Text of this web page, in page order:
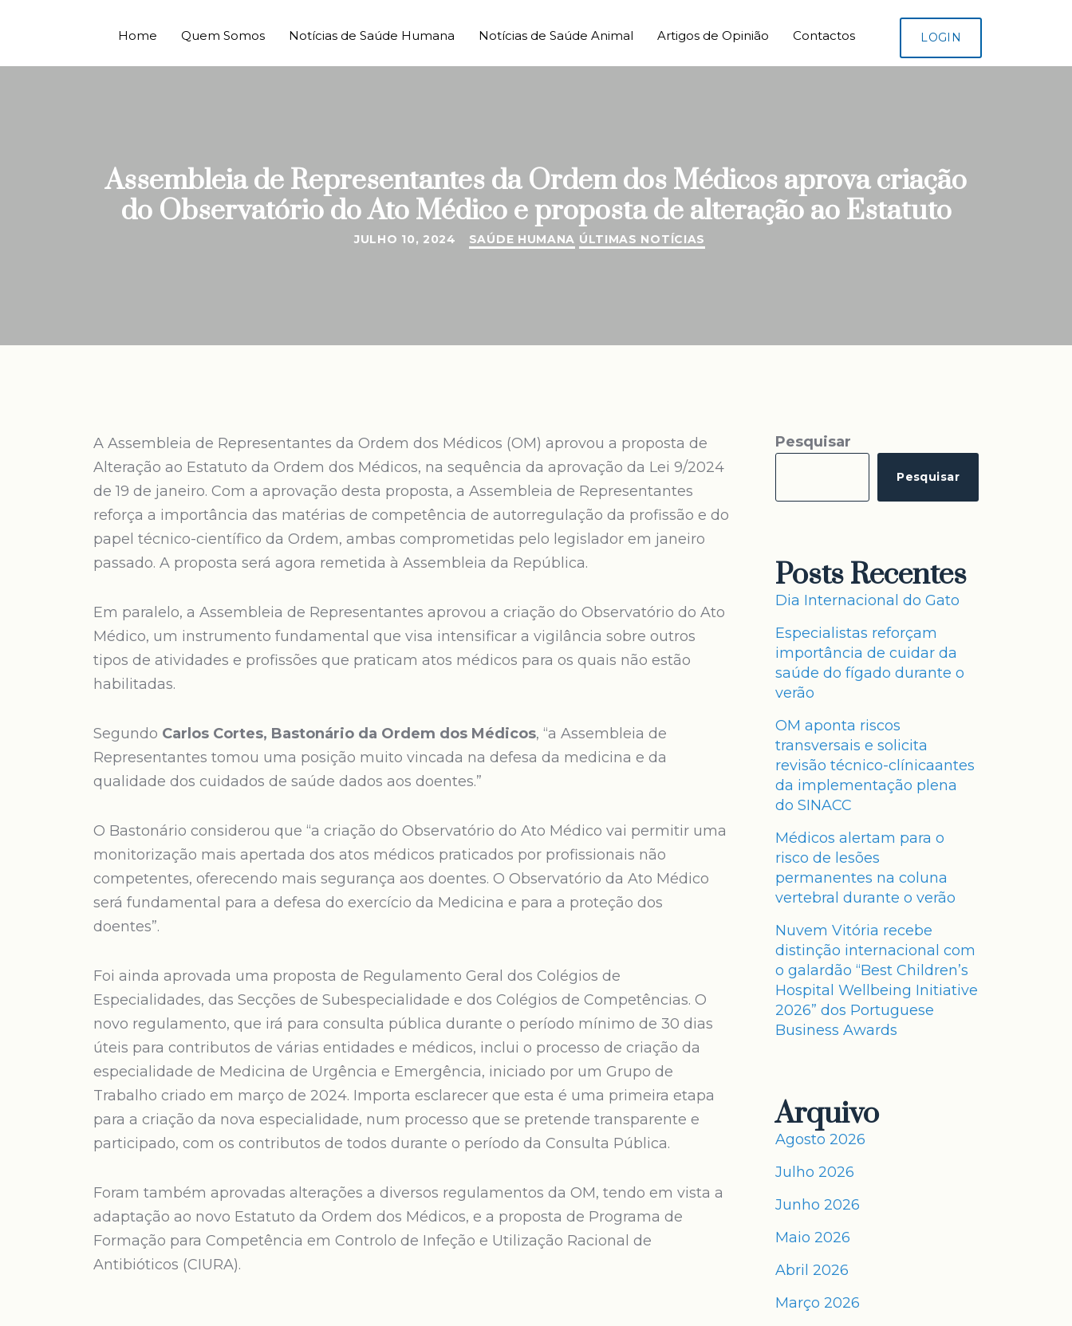
Home Quem Somos Notícias de Saúde Humana Notícias de Saúde Animal Artigos de Opinião Contactos LOGIN
Assembleia de Representantes da Ordem dos Médicos aprova criação
do Observatório do Ato Médico e proposta de alteração ao Estatuto
JULHO 10, 2024 SAÚDE HUMANA ÚLTIMAS NOTÍCIAS
A Assembleia de Representantes da Ordem dos Médicos (OM) aprovou a proposta de
Alteração ao Estatuto da Ordem dos Médicos, na sequência da aprovação da Lei 9/2024
de 19 de janeiro. Com a aprovação desta proposta, a Assembleia de Representantes
reforça a importância das matérias de competência de autorregulação da profissão e do
papel técnico-científico da Ordem, ambas comprometidas pelo legislador em janeiro
passado. A proposta será agora remetida à Assembleia da República.
Em paralelo, a Assembleia de Representantes aprovou a criação do Observatório do Ato
Médico, um instrumento fundamental que visa intensificar a vigilância sobre outros
tipos de atividades e profissões que praticam atos médicos para os quais não estão
habilitadas.
Segundo Carlos Cortes, Bastonário da Ordem dos Médicos, “a Assembleia de
Representantes tomou uma posição muito vincada na defesa da medicina e da
qualidade dos cuidados de saúde dados aos doentes.”
O Bastonário considerou que “a criação do Observatório do Ato Médico vai permitir uma
monitorização mais apertada dos atos médicos praticados por profissionais não
competentes, oferecendo mais segurança aos doentes. O Observatório da Ato Médico
será fundamental para a defesa do exercício da Medicina e para a proteção dos
doentes”.
Foi ainda aprovada uma proposta de Regulamento Geral dos Colégios de
Especialidades, das Secções de Subespecialidade e dos Colégios de Competências. O
novo regulamento, que irá para consulta pública durante o período mínimo de 30 dias
úteis para contributos de várias entidades e médicos, inclui o processo de criação da
especialidade de Medicina de Urgência e Emergência, iniciado por um Grupo de
Trabalho criado em março de 2024. Importa esclarecer que esta é uma primeira etapa
para a criação da nova especialidade, num processo que se pretende transparente e
participado, com os contributos de todos durante o período da Consulta Pública.
Foram também aprovadas alterações a diversos regulamentos da OM, tendo em vista a
adaptação ao novo Estatuto da Ordem dos Médicos, e a proposta de Programa de
Formação para Competência em Controlo de Infeção e Utilização Racional de
Antibióticos (CIURA).
Pesquisar
Pesquisar
Posts Recentes
Dia Internacional do Gato
Especialistas reforçam
importância de cuidar da
saúde do fígado durante o
verão
OM aponta riscos
transversais e solicita
revisão técnico-clínicaantes
da implementação plena
do SINACC
Médicos alertam para o
risco de lesões
permanentes na coluna
vertebral durante o verão
Nuvem Vitória recebe
distinção internacional com
o galardão “Best Children’s
Hospital Wellbeing Initiative
2026” dos Portuguese
Business Awards
Arquivo
Agosto 2026
Julho 2026
Junho 2026
Maio 2026
Abril 2026
Março 2026